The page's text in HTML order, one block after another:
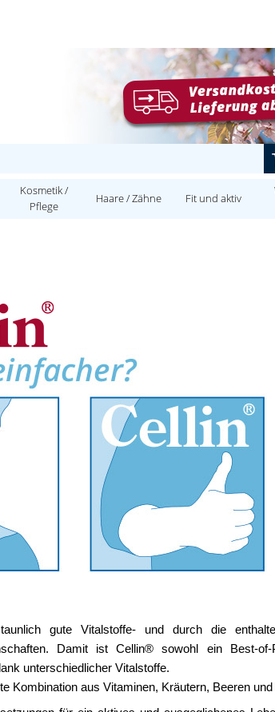
Kosmetik /
Pflege
Haare / Zähne Fit und aktiv
gute Vitalstoffe- und durch die
Damit ist Cellin® sowohl ein Best-
unterschiedlicher Vitalstoffe.
Kombination aus Vitaminen, Kräutern, Beeren